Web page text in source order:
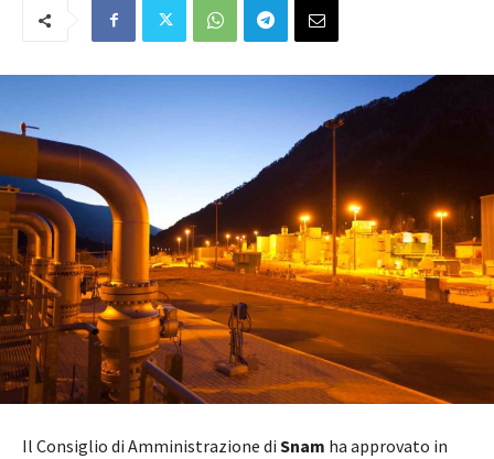
Il Consiglio di Amministrazione di Snam ha approvato in